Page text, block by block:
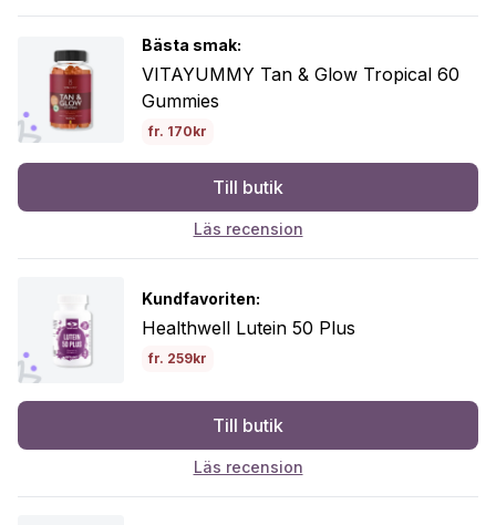
Bästa smak:
VITAYUMMY Tan & Glow Tropical 60
Gummies
fr. 170kr
Till butik
Läs recension
Kundfavoriten:
Healthwell Lutein 50 Plus
fr. 259kr
Till butik
Läs recension